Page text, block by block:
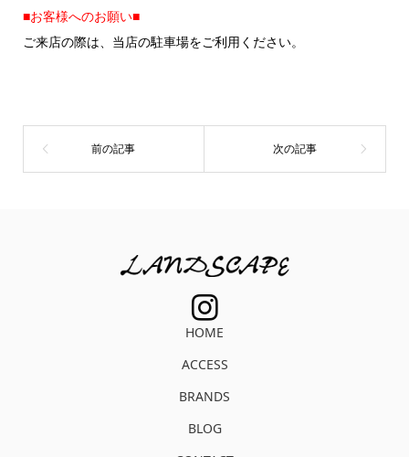
■お客様へのお願い■
ご来店の際は、当店の駐車場をご利用ください。
HOME
ACCESS
BRANDS
BLOG